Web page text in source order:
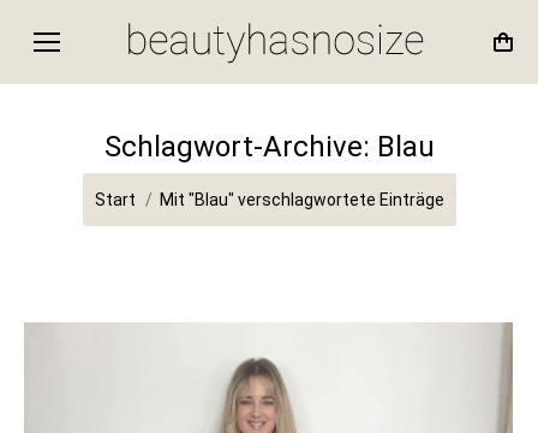
Schlagwort-Archive: Blau
Sie befinden sich hier:
Start Mit "Blau" verschlagwortete Einträge